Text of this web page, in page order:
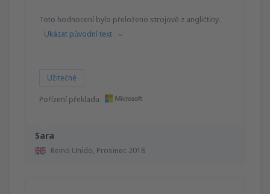
Sara
Reino Unido, Prosinec 2018
Toto hodnocení bylo přeloženo strojově z angličtiny.
Ukázat původní text
Užitečné
Pořízení překladu